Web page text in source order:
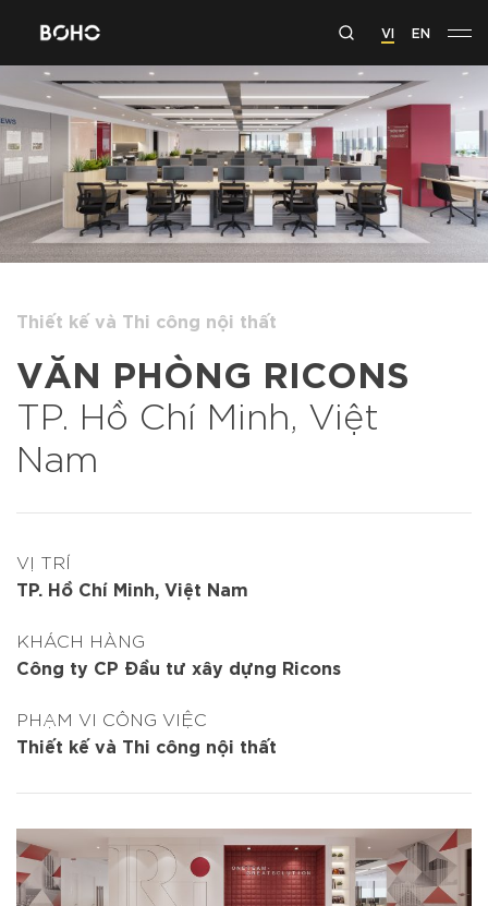
VI EN
Thiết kế và Thi công nội thất
VĂN PHÒNG RICONS
TP. Hồ Chí Minh, Việt
Nam
VỊ TRÍ
TP. Hồ Chí Minh, Việt Nam
KHÁCH HÀNG
Công ty CP Đầu tư xây dựng Ricons
PHẠM VI CÔNG VIỆC
Thiết kế và Thi công nội thất